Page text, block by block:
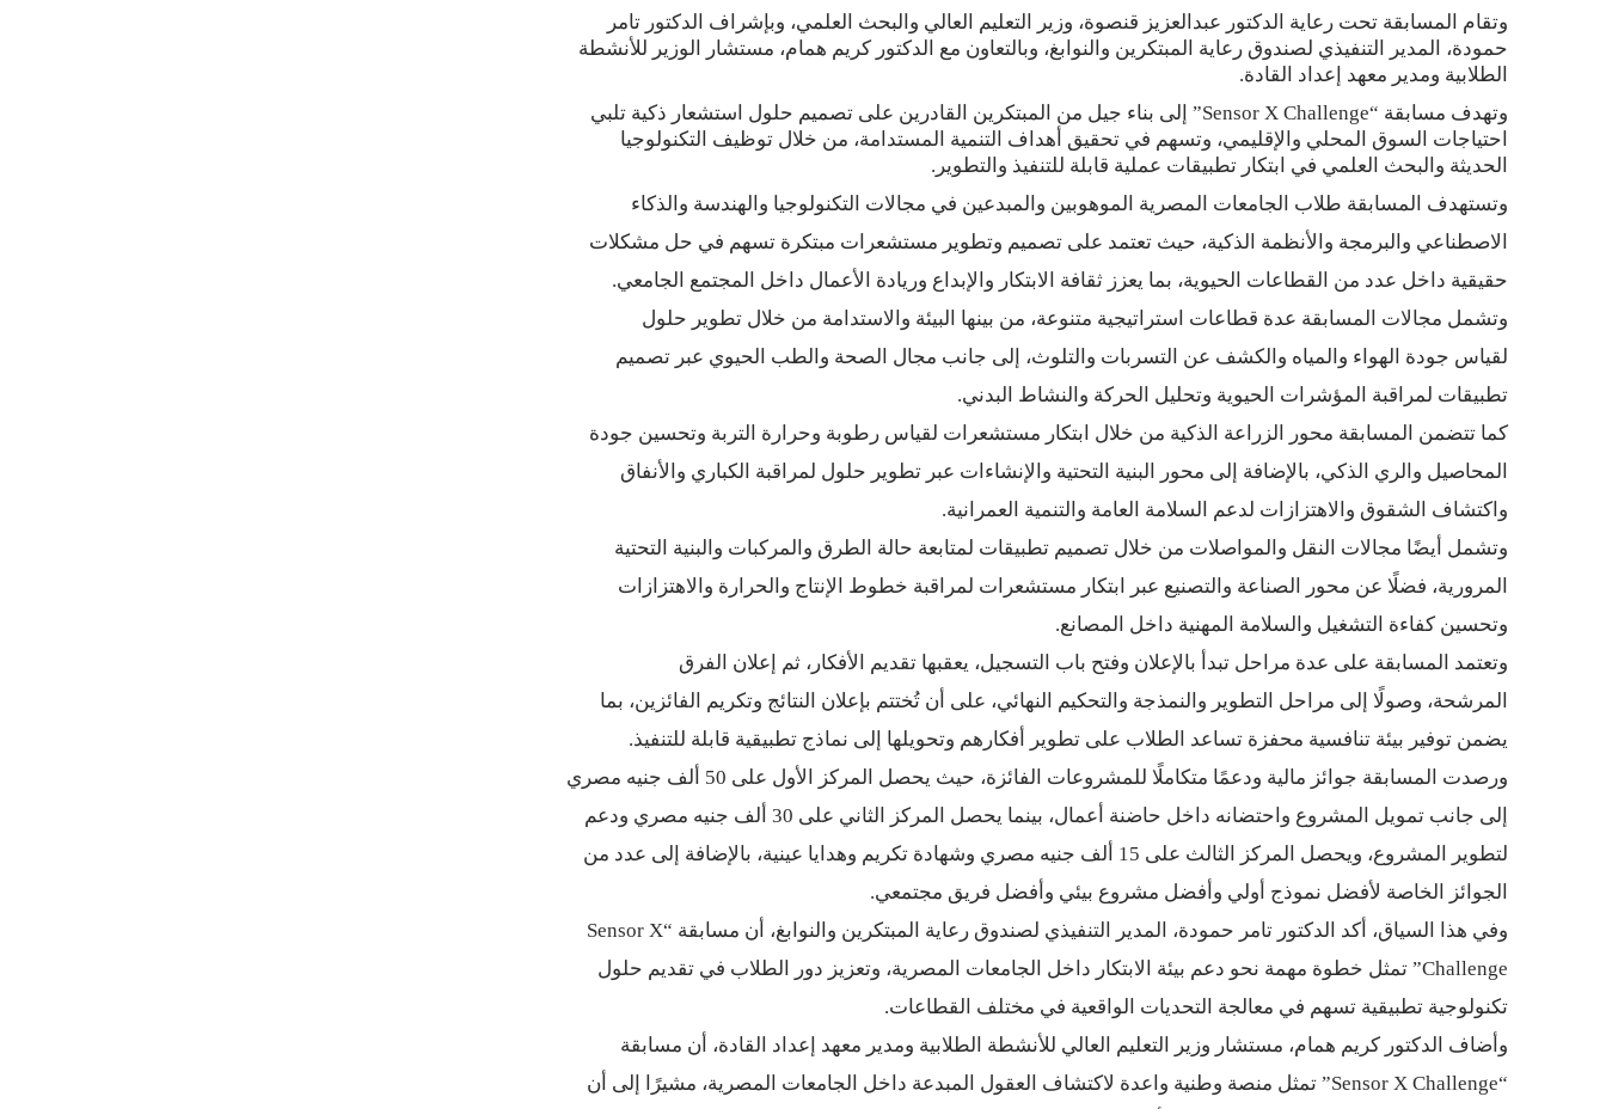
وتقام المسابقة تحت رعاية الدكتور عبدالعزيز قنصوة، وزير التعليم العالي والبحث العلمي، وبإشراف الدكتور تامر
حمودة، المدير التنفيذي لصندوق رعاية المبتكرين والنوابغ، وبالتعاون مع الدكتور كريم همام، مستشار الوزير للأنشطة
الطلابية ومدير معهد إعداد القادة.
وتهدف مسابقة “Sensor X Challenge” إلى بناء جيل من المبتكرين القادرين على تصميم حلول استشعار ذكية تلبي
احتياجات السوق المحلي والإقليمي، وتسهم في تحقيق أهداف التنمية المستدامة، من خلال توظيف التكنولوجيا
الحديثة والبحث العلمي في ابتكار تطبيقات عملية قابلة للتنفيذ والتطوير.
وتستهدف المسابقة طلاب الجامعات المصرية الموهوبين والمبدعين في مجالات التكنولوجيا والهندسة والذكاء
الاصطناعي والبرمجة والأنظمة الذكية، حيث تعتمد على تصميم وتطوير مستشعرات مبتكرة تسهم في حل مشكلات
حقيقية داخل عدد من القطاعات الحيوية، بما يعزز ثقافة الابتكار والإبداع وريادة الأعمال داخل المجتمع الجامعي.
وتشمل مجالات المسابقة عدة قطاعات استراتيجية متنوعة، من بينها البيئة والاستدامة من خلال تطوير حلول
لقياس جودة الهواء والمياه والكشف عن التسربات والتلوث، إلى جانب مجال الصحة والطب الحيوي عبر تصميم
تطبيقات لمراقبة المؤشرات الحيوية وتحليل الحركة والنشاط البدني.
كما تتضمن المسابقة محور الزراعة الذكية من خلال ابتكار مستشعرات لقياس رطوبة وحرارة التربة وتحسين جودة
المحاصيل والري الذكي، بالإضافة إلى محور البنية التحتية والإنشاءات عبر تطوير حلول لمراقبة الكباري والأنفاق
واكتشاف الشقوق والاهتزازات لدعم السلامة العامة والتنمية العمرانية.
وتشمل أيضًا مجالات النقل والمواصلات من خلال تصميم تطبيقات لمتابعة حالة الطرق والمركبات والبنية التحتية
المرورية، فضلًا عن محور الصناعة والتصنيع عبر ابتكار مستشعرات لمراقبة خطوط الإنتاج والحرارة والاهتزازات
وتحسين كفاءة التشغيل والسلامة المهنية داخل المصانع.
وتعتمد المسابقة على عدة مراحل تبدأ بالإعلان وفتح باب التسجيل، يعقبها تقديم الأفكار، ثم إعلان الفرق
المرشحة، وصولًا إلى مراحل التطوير والنمذجة والتحكيم النهائي، على أن تُختتم بإعلان النتائج وتكريم الفائزين، بما
يضمن توفير بيئة تنافسية محفزة تساعد الطلاب على تطوير أفكارهم وتحويلها إلى نماذج تطبيقية قابلة للتنفيذ.
ورصدت المسابقة جوائز مالية ودعمًا متكاملًا للمشروعات الفائزة، حيث يحصل المركز الأول على 50 ألف جنيه مصري
إلى جانب تمويل المشروع واحتضانه داخل حاضنة أعمال، بينما يحصل المركز الثاني على 30 ألف جنيه مصري ودعم
لتطوير المشروع، ويحصل المركز الثالث على 15 ألف جنيه مصري وشهادة تكريم وهدايا عينية، بالإضافة إلى عدد من
الجوائز الخاصة لأفضل نموذج أولي وأفضل مشروع بيئي وأفضل فريق مجتمعي.
وفي هذا السياق، أكد الدكتور تامر حمودة، المدير التنفيذي لصندوق رعاية المبتكرين والنوابغ، أن مسابقة “Sensor X
Challenge” تمثل خطوة مهمة نحو دعم بيئة الابتكار داخل الجامعات المصرية، وتعزيز دور الطلاب في تقديم حلول
تكنولوجية تطبيقية تسهم في معالجة التحديات الواقعية في مختلف القطاعات.
وأضاف الدكتور كريم همام، مستشار وزير التعليم العالي للأنشطة الطلابية ومدير معهد إعداد القادة، أن مسابقة
“Sensor X Challenge” تمثل منصة وطنية واعدة لاكتشاف العقول المبدعة داخل الجامعات المصرية، مشيرًا إلى أن